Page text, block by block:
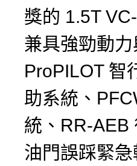
獎的 1.5T
兼具強勁動
ProPILOT 智
助系統、
統、RR-AEB
油門誤踩緊